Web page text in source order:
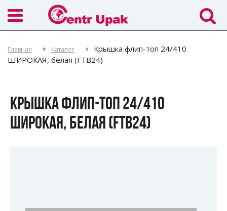
Главная Каталог
Крышка флип-топ 24/410
ШИРОКАЯ, белая (FTB24)
КРЫШКА ФЛИП-ТОП 24/410
ШИРОКАЯ, БЕЛАЯ (FTB24)